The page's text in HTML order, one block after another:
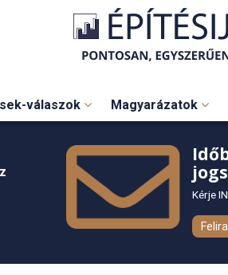
válaszok Magyarázatok
Kérje